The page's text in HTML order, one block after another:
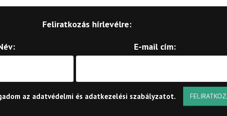
Feliratkozás hírlevélre:
E-mail cím:
az adatvédelmi és adatkezelési szabályzatot.